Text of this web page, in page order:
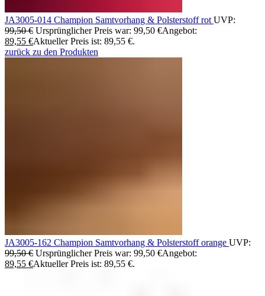
JA3005-014 Champion Samtvorhang & Polsterstoff rot UVP:
99,50€ Ursprünglicher Preis war: 99,50 €Angebot:
89,55 €Aktueller Preis ist: 89,55 €.
zurück zu den Produkten
JA3005-162 Champion Samtvorhang & Polsterstoff orange UVP:
99,50€ Ursprünglicher Preis war: 99,50 €Angebot:
89,55 €Aktueller Preis ist: 89,55 €.